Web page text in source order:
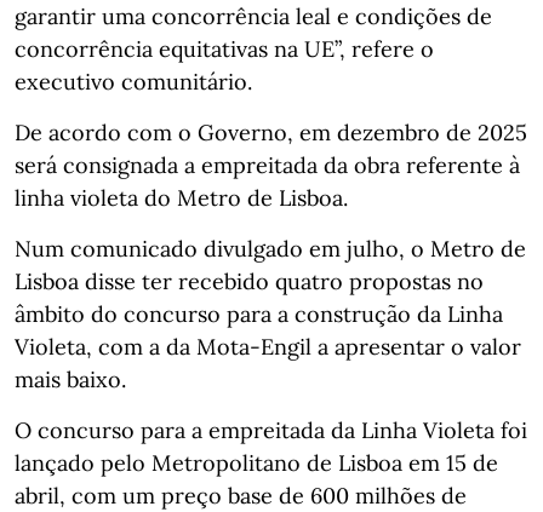
garantir uma concorrência leal e condições de
concorrência equitativas na UE”, refere o
executivo comunitário.
De acordo com o Governo, em dezembro de 2025
será consignada a empreitada da obra referente à
linha violeta do Metro de Lisboa.
Num comunicado divulgado em julho, o Metro de
Lisboa disse ter recebido quatro propostas no
âmbito do concurso para a construção da Linha
Violeta, com a da Mota-Engil a apresentar o valor
mais baixo.
O concurso para a empreitada da Linha Violeta foi
lançado pelo Metropolitano de Lisboa em 15 de
abril, com um preço base de 600 milhões de